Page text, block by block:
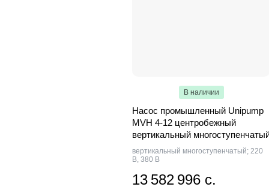
В наличии
Насос промышленный Unipump
MVH 4-12 центробежный
вертикальный
вертикальный многоступенчатый; 220
В, 380 В
13 582 996 с.